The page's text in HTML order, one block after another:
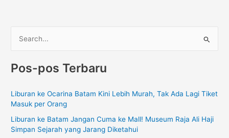
r
u
t
Pos-pos Terbaru
Liburan ke Ocarina Batam Kini Lebih Murah, Tak Ada Lagi Tiket
Masuk per Orang
Liburan ke Batam Jangan Cuma ke Mall! Museum Raja Ali Haji
Simpan Sejarah yang Jarang Diketahui